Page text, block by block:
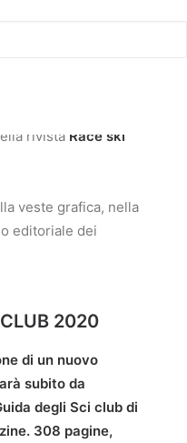
rivista Race ski
veste grafica, nella
editoriale dei
2020
di un nuovo
subito da
degli Sci club di
308 pagine,